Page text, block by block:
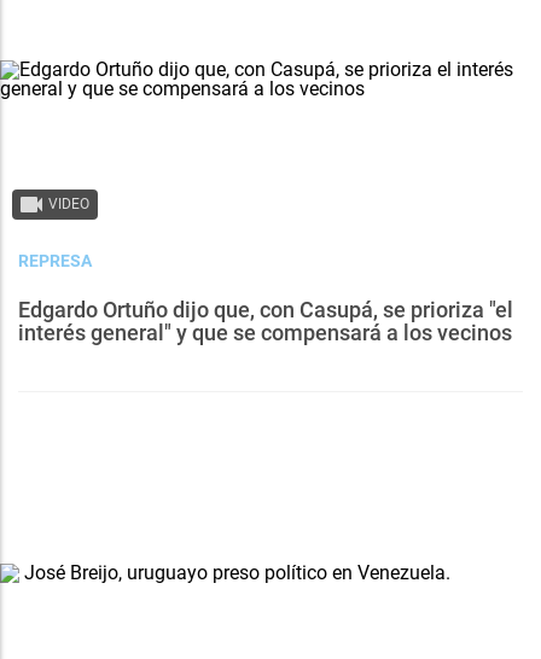
VIDEO
REPRESA
Edgardo Ortuño dijo que, con Casupá, se prioriza "el
interés general" y que se compensará a los vecinos